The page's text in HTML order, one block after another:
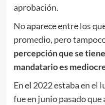
aprobación.
No aparece entre los
promedio, pero
percepción que se
mandatario es
En el 2022 estaba en el
fue en junio pasado que